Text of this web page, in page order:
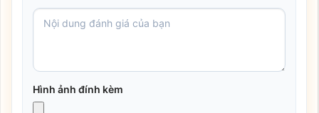
Hình ảnh đính kèm